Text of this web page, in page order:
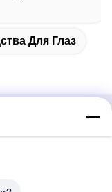
Для Глаз